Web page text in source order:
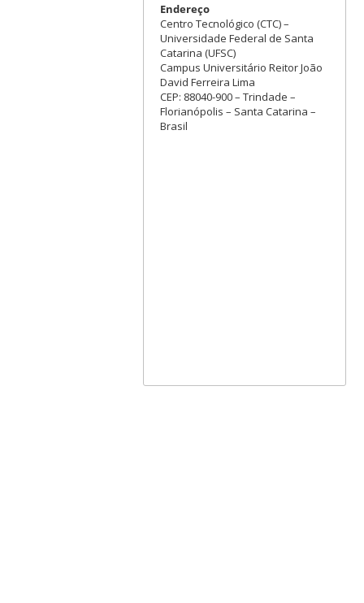
Endereço
Centro Tecnológico (CTC) –
Universidade Federal de Santa
Catarina (UFSC)
Campus Universitário Reitor João
David Ferreira Lima
CEP: 88040-900 – Trindade –
Florianópolis – Santa Catarina –
Brasil